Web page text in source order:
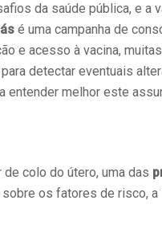
da saúde pública, e a
é uma campanha de
e acesso à vacina,
detectar eventuais
entender melhor este
colo do útero, uma das
os fatores de risco,